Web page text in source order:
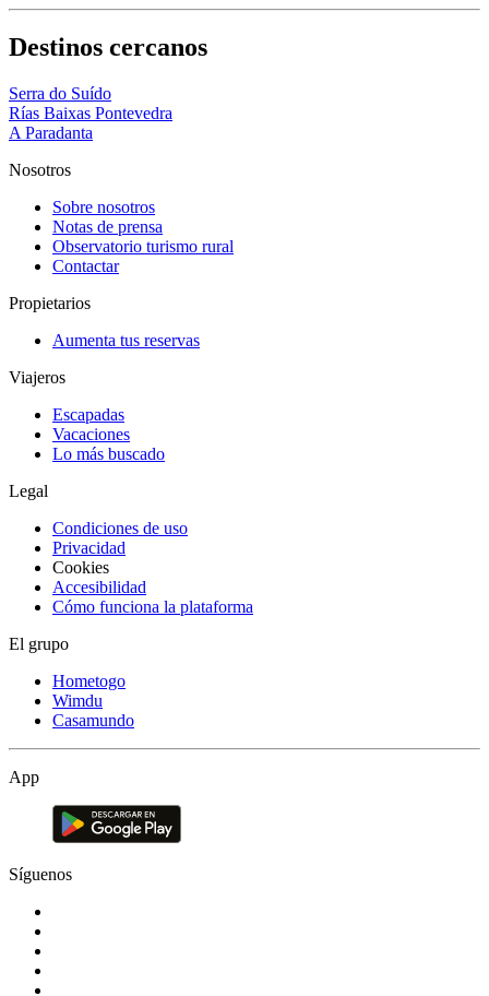
Destinos cercanos
Serra do Suído
Rías Baixas Pontevedra
A Paradanta
Nosotros
Sobre nosotros
Notas de prensa
Observatorio turismo rural
Contactar
Propietarios
Aumenta tus reservas
Viajeros
Escapadas
Vacaciones
Lo más buscado
Legal
Condiciones de uso
Privacidad
Cookies
Accesibilidad
Cómo funciona la plataforma
El grupo
Hometogo
Wimdu
Casamundo
App
Síguenos